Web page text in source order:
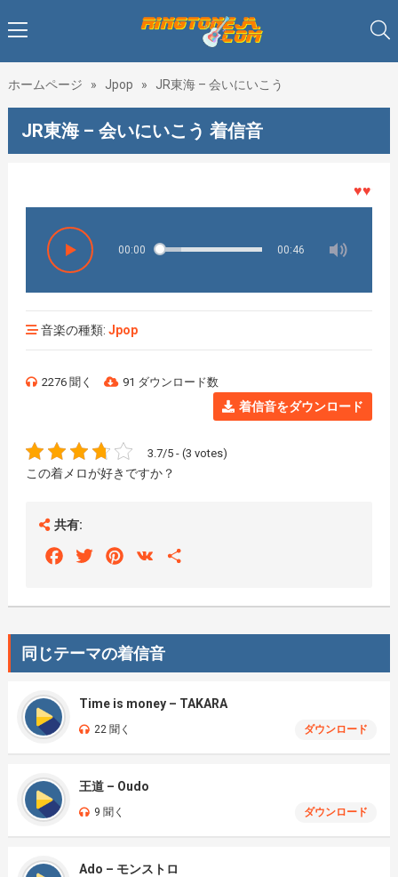
ホームページ » Jpop » JR東海 – 会いにいこう
JR東海 – 会いにいこう 着信音
♥♥♥着メ
00:00 00:46
音楽の種類: Jpop
2276 聞く 91 ダウンロード数
着信音をダウンロード
3.7/5 - (3 votes)
この着メロが好きですか？
共有:
FacebookTwitterPinterest
VK
同じテーマの着信音
Time is money – TAKARA
22 聞く ダウンロード
王道 – Oudo
9 聞く ダウンロード
Ado – モンストロ